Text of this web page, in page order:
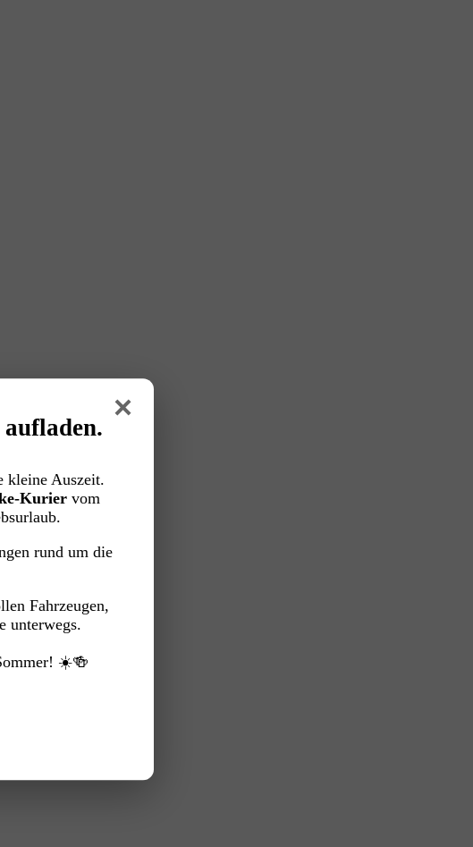
×
kleine Auszeit.
Kuriervom
rund um die
Fahrzeugen,
unterwegs.
☀️🍻